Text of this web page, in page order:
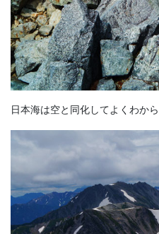
日本海は空と同化してよくわから